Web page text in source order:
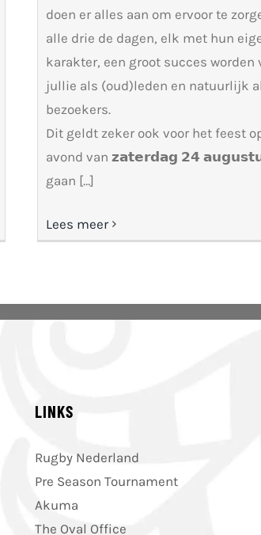
doen er alles aan om ervoor te
alle drie de dagen, elk met hun
karakter, een groot succes worden
jullie als (oud)leden en natuurlijk
bezoekers.
Dit geldt zeker ook voor het feest
avond van 𝘇𝗮𝘁𝗲𝗿𝗱𝗮𝗴 𝟮𝟰
gaan […]
Lees meer
LINKS
Rugby Nederland
Pre Season Tournament
Akuma
The Oval Office